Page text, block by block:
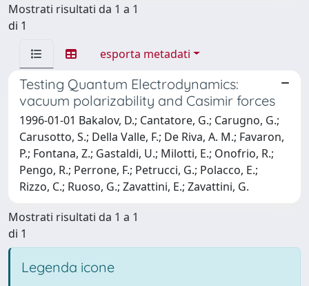
Mostrati risultati da 1 a 1
di 1
esporta metadati
Testing Quantum Electrodynamics:
vacuum polarizability and Casimir forces
1996-01-01 Bakalov, D.; Cantatore, G.; Carugno, G.;
Carusotto, S.; Della Valle, F.; De Riva, A. M.; Favaron,
P.; Fontana, Z.; Gastaldi, U.; Milotti, E.; Onofrio, R.;
Pengo, R.; Perrone, F.; Petrucci, G.; Polacco, E.;
Rizzo, C.; Ruoso, G.; Zavattini, E.; Zavattini, G.
Mostrati risultati da 1 a 1
di 1
Legenda icone